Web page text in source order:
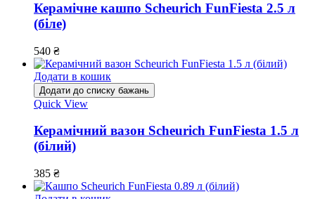
Керамічне кашпо Scheurich FunFiesta 2.5 л
(біле)
540 ₴
Додати в кошик
Додати до списку бажань
Quick View
Керамічний вазон Scheurich FunFiesta 1.5 л
(білий)
385 ₴